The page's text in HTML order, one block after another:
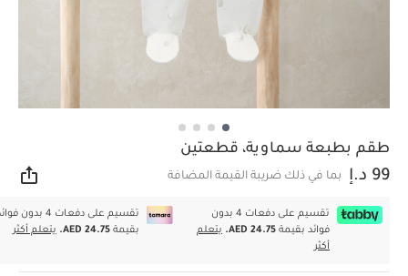
طقم بطبعة سماوية، قطعتين
99 د.إ بما في ذلك ضريبة القيمة المضافة
تقسيم على دفعات 4 بدون
فوائد بقيمة AED 24.75.
يتعلم
أكثر
تقسيم على دفعات 4 بدون
بقيمةAED 24.75. يتعلم أكثر